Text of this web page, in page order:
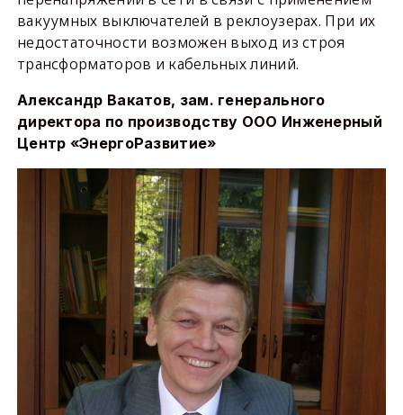
вакуумных выключателей в реклоузерах. При их
недостаточности возможен выход из строя
трансформаторов и кабельных линий.
Александр Вакатов, зам. генерального
директора по производству ООО Инженерный
Центр «ЭнергоРазвитие»